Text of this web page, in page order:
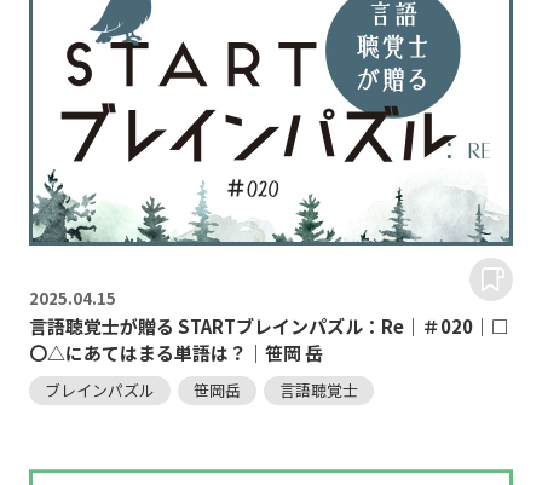
2025.04.15
言語聴覚士が贈る STARTブレインパズル：Re｜＃020｜□
〇△にあてはまる単語は？｜笹岡 岳
ブレインパズル 笹岡岳 言語聴覚士